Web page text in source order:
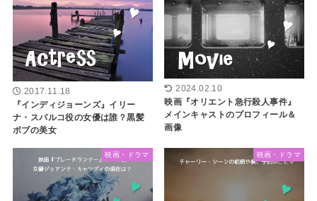
2017.11.18
『インディジョーンズ』イリー
ナ・スパルコ役の女優は誰？黒髪
ボブの美女
2024.02.10
映画『オリエント急行殺人事件』
メインキャストのプロフィール＆
画像
映画・ドラマ 映画・ドラマ